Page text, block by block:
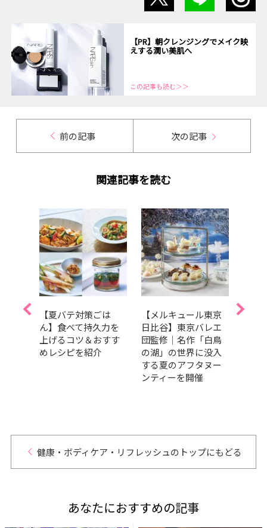
【PR】朝クレンジングでメイク映
えする潤い美肌へ
この記事も読む＞＞
前の記事 次の記事
関連記事を読む
【夏バテ対策ごは
ん】食べて持久力を
上げるコツ＆おすす
めレシピを紹介
【メルキュール東京
日比谷】東京バレエ
団監修｜名作「白鳥
の湖」の世界に没入
する夏のアフタヌー
ンティーを開催
【食
健康・ボディケア・リフレッシュのトップにもどる
あなたにおすすめの記事